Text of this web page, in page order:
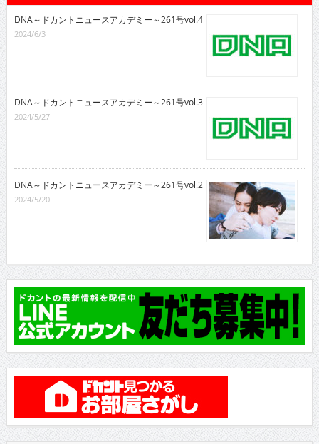
DNA～ドカントニュースアカデミー～261号vol.4
2024/6/3
DNA～ドカントニュースアカデミー～261号vol.3
2024/5/27
DNA～ドカントニュースアカデミー～261号vol.2
2024/5/20